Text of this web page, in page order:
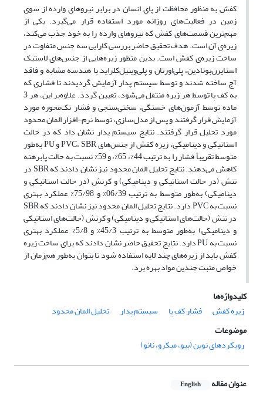
کفش به ‌منظور محافظت از پای انسان در برابر نیروهای وارده از سوی
زمین در فعالیت‌های روزانه مورد استفاده قرار می‌گیرد. یکی از
مهم‌ترین قسمت‌های کفش که نیروهای وارده را به خود جذب می‌کند،
زیره‌ی آن است. هدف تحقیق حاضر بررسی کارایی سه جنس متفاوت در
ساخت زیره‌ی کفش است. بدین منظور زیره‌هایی از جنس‌های لاستیک
استایرن‌بوتادین، پلی‌اورتان و پلی‌وینیل‌کلراید با هندسه مشابه و فاقد
آج ساخته شدند و توسط سیستم پدار آزمایش گردیدند تا فشاری که
به کف پا توسط هر زیره منتقل می‌شود، تعیین گردد. علاوه‌‌‌بر این، هر 3
ماده توسط آزمون‌های خستگی، سختی‌سنجی و فشار تک‌محوره مورد
آزمایش قرار گرفتند و پس از مدل‌سازی، توسط نرم-افزار المان محدود
مورد تحلیل قرار گرفتند. نتایج سیستم پدار نشان داد که در حالت
استاتیکی و دینامیکی، زیره‌ کفش از جنس‌های PVC، SBR و PU به‌طور
متوسط تقریباً فشار را به ترتیب 44%، 65%، و 59% نسبت به حالت پابرهنه
کاهش می‌دهند. نتایج تحلیل المان محدود نیز نشان دادند که SBR در
تنش (در حالت استاتیکی و دینامیکی) و کرنش (در حالت استاتیکی و
دینامیکی) به‌طور متوسط به ترتیب 06/39% و 75/98% عملکرد بهتری
نسبت به PVC دارد. نتایج تحلیل المان محدود نیز نشان دادند که SBR
در تنش (حالت‌های استاتیکی و دینامیکی) و کرنش (حالت‌های استاتیکی
و دینامیکی) به‌طور متوسط به ترتیب 45/3% و 5/8% عملکرد بهتری
نسبت به PU دارد. نتایج تحقیق حاضر نشان دادند که برای ساخت زیره
کفش باید از زیره‌های چند لایه استفاده شود تا بتوان به‌طور هم‌زمان از
خواص مثبت چندین مواد بهره برد.
کلیدواژه‌ها
زیره کفش
فشار کف پا سیستم پدار
تحلیل المان محدود
موضوعات
رویکردهای نوین (بیو، میکرو، نانو)
عنوان مقاله English